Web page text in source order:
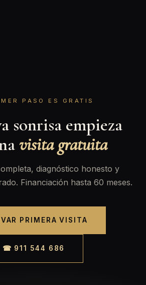
PASO ES GRATIS
sonrisa empieza
visita gratuita
diagnóstico honesto y
Financiación hasta 60 meses.
PRIMERA VISITA
☎ 911 544 686